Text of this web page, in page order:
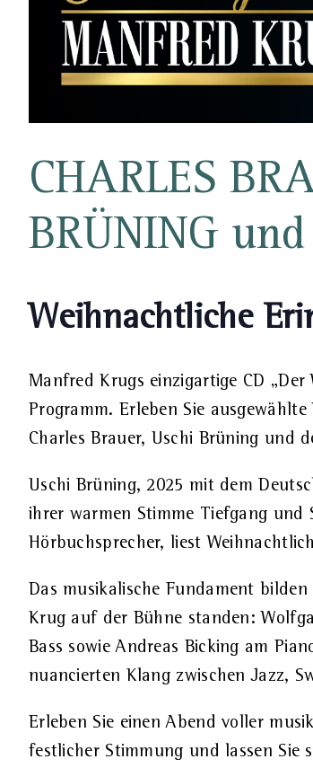
CHARLES
BRÜNING
Weihnachtliche
Manfred Krugs einzigartige CD
Programm. Erleben Sie
Charles Brauer, Uschi Brüning und
Uschi Brüning, 2025 mit dem
ihrer warmen Stimme Tiefgang und
Hörbuchsprecher, liest
Das musikalische Fundament
Krug auf der Bühne standen:
Bass sowie Andreas Bicking am
nuancierten Klang zwischen Jazz,
Erleben Sie einen Abend voller
festlicher Stimmung und lassen Sie